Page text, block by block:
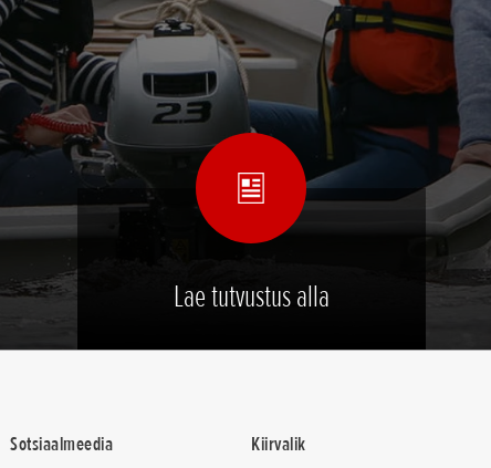
Lae tutvustus alla
Sotsiaalmeedia Kiirvalik